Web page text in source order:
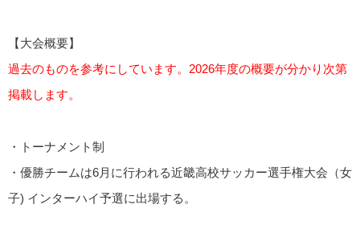
【大会概要】
過去のものを参考にしています。2026年度の概要が分かり次第
掲載します。
・トーナメント制
・優勝チームは6月に行われる近畿高校サッカー選手権大会（女
子) インターハイ予選に出場する。